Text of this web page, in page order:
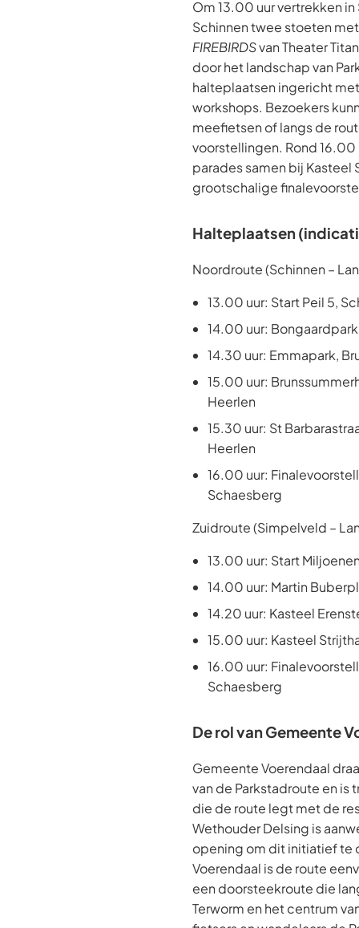
Om 13.00 uur vertrekken
Schinnen twee stoeten
FIREBIRDSvan Theater
door het landschap van
halteplaatsen ingericht
workshops. Bezoekers
meefietsen of langs de
voorstellingen. Rond
parades samen bij Kasteel
grootschalige
Halteplaatsen
Noordroute (Schinnen –
13.00 uur: Start Peil 5,
14.00 uur:
14.30 uur: Emmapark,
15.00 uur:
Heerlen
15.30 uur: St
Heerlen
16.00 uur:
Schaesberg
Zuidroute (Simpelveld –
13.00 uur: Start
14.00 uur: Martin
14.20 uur: Kasteel
15.00 uur: Kasteel
16.00 uur:
Schaesberg
De rol van Gemeente
Gemeente Voerendaal
van de Parkstadroute en is
die de route legt met de
Wethouder Delsing is
opening om dit initiatief te
Voerendaal is de route
een doorsteekroute die
Terworm en het centrum